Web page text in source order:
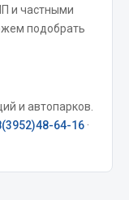
и частными
подобрать
и автопарков.
64-16 ·